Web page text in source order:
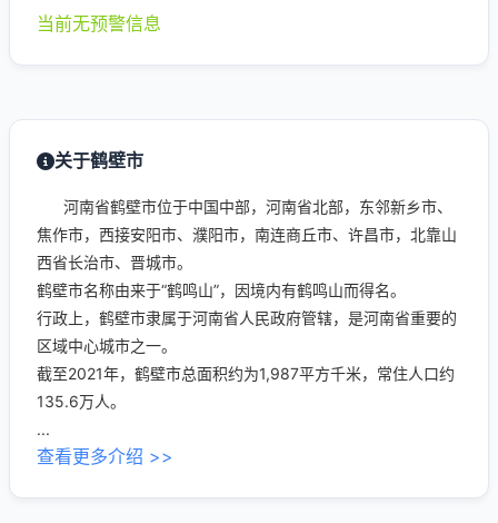
当前无预警信息
关于鹤壁市
河南省鹤壁市位于中国中部，河南省北部，东邻新乡市、
焦作市，西接安阳市、濮阳市，南连商丘市、许昌市，北靠山
西省长治市、晋城市。
鹤壁市名称由来于“鹤鸣山”，因境内有鹤鸣山而得名。
行政上，鹤壁市隶属于河南省人民政府管辖，是河南省重要的
区域中心城市之一。
截至2021年，鹤壁市总面积约为1,987平方千米，常住人口约
135.6万人。
...
查看更多介绍 >>